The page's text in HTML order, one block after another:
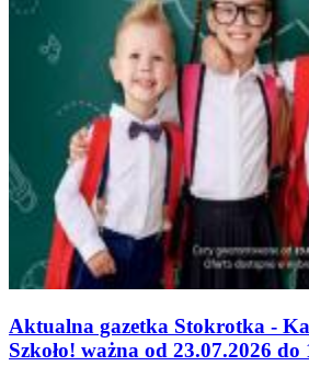
Aktualna gazetka Stokrotka -
Szkoło! ważna od 23.07.2026 do